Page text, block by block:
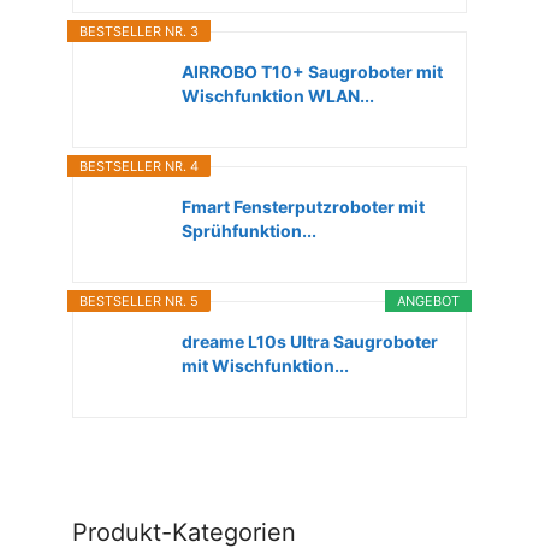
BESTSELLER NR. 3
AIRROBO T10+ Saugroboter mit
Wischfunktion WLAN...
BESTSELLER NR. 4
Fmart Fensterputzroboter mit
Sprühfunktion...
ANGEBOT
BESTSELLER NR. 5
dreame L10s Ultra Saugroboter
mit Wischfunktion...
Produkt-Kategorien